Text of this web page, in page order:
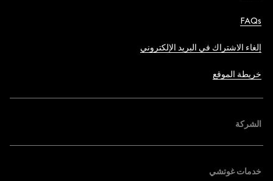
FAQs
إلغاء الاشتراك في البريد الإلكتروني
خريطة الموقع
الشركة
خدمات غوتشي